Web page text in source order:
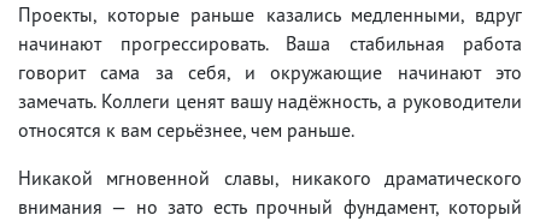
Проекты, которые раньше казались медленными, вдруг
начинают прогрессировать. Ваша стабильная работа
говорит сама за себя, и окружающие начинают это
замечать. Коллеги ценят вашу надёжность, а руководители
относятся к вам серьёзнее, чем раньше.
Никакой мгновенной славы, никакого драматического
внимания — но зато есть прочный фундамент, который